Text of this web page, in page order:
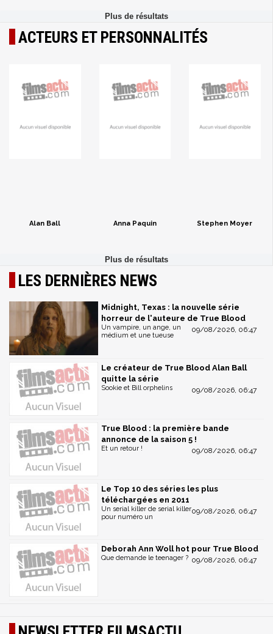
ACTEURS ET PERSONNALITÉS
Alan Ball Anna Paquin Stephen Moyer
LES DERNIÈRES NEWS
Midnight, Texas : la nouvelle série
horreur de l'auteure de True Blood
09/08/2026, 06:47
Un vampire, un ange, un
médium et une tueuse
Le créateur de True Blood Alan Ball
quitte la série
09/08/2026, 06:47
Sookie et Bill orphelins
True Blood : la première bande
annonce de la saison 5 !
09/08/2026, 06:47
Et un retour !
Le Top 10 des séries les plus
téléchargées en 2011
09/08/2026, 06:47
Un serial killer de serial killer
pour numéro un
Deborah Ann Woll hot pour True Blood
09/08/2026, 06:47
Que demande le teenager ?